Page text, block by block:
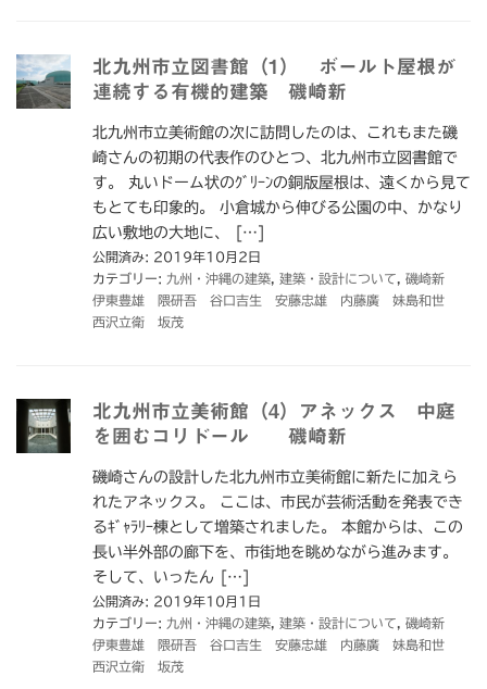
北九州市立図書館（1） ボールト屋根が
連続する有機的建築 磯崎新
北九州市立美術館の次に訪問したのは、これもまた磯
崎さんの初期の代表作のひとつ、北九州市立図書館で
す。 丸いドーム状のｸﾞﾘｰﾝの銅版屋根は、遠くから見て
もとても印象的。 小倉城から伸びる公園の中、かなり
広い敷地の大地に、 […]
公開済み: 2019年10月2日
カテゴリー: 九州・沖縄の建築 建築・設計について
磯崎新
伊東豊雄 隈研吾 谷口吉生 安藤忠雄 内藤廣 妹島和世
西沢立衛 坂茂
北九州市立美術館（4）アネックス 中庭
を囲むコリドール 磯崎新
磯崎さんの設計した北九州市立美術館に新たに加えら
れたアネックス。 ここは、市民が芸術活動を発表でき
るｷﾞｬﾗﾘｰ棟として増築されました。 本館からは、この
長い半外部の廊下を、市街地を眺めながら進みます。
そして、いったん […]
公開済み: 2019年10月1日
カテゴリー: 九州・沖縄の建築 建築・設計について
磯崎新
伊東豊雄 隈研吾 谷口吉生 安藤忠雄 内藤廣 妹島和世
西沢立衛 坂茂